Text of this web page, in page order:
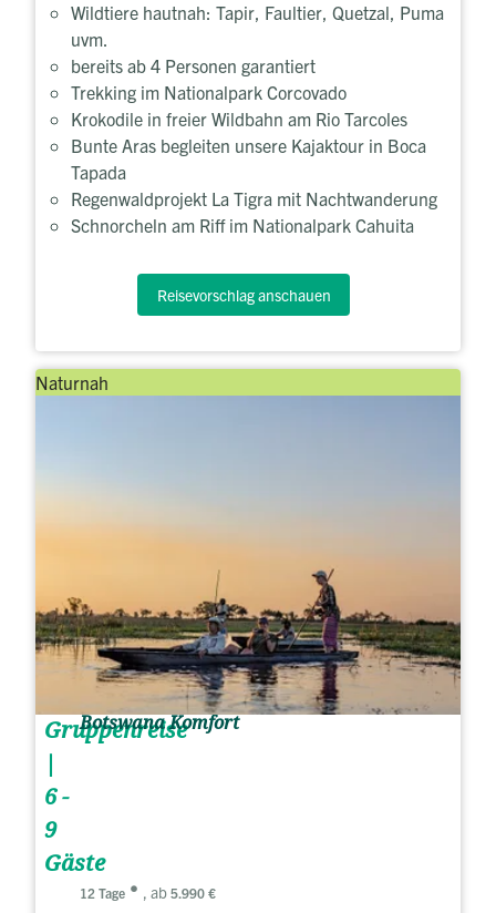
Wildtiere hautnah: Tapir, Faultier, Quetzal, Puma
uvm.
bereits ab 4 Personen garantiert
Trekking im Nationalpark Corcovado
Krokodile in freier Wildbahn am Rio Tarcoles
Bunte Aras begleiten unsere Kajaktour in Boca
Tapada
Regenwaldprojekt La Tigra mit Nachtwanderung
Schnorcheln am Riff im Nationalpark Cahuita
Reisevorschlag anschauen
Naturnah
Gruppenreise
|
6 -
9
Gäste
Botswana Komfort
12 Tage , ab 5.990 €